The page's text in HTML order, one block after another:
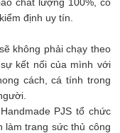
định uy tín.
không phải chạy theo
kết nối của mình với
cách, cá tính trong
PJS tổ chức
làm trang sức thủ công